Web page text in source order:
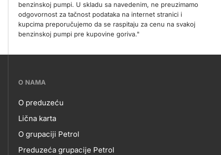
benzinskoj pumpi. U skladu sa navedenim, ne preuzimamo
odgovornost za tačnost podataka na internet stranici i
kupcima preporučujemo da se raspitaju za cenu na svakoj
benzinskoj pumpi pre kupovine goriva."
???
skupno.footer-
title???
O NAMA
O
NAMA
O preduzeću
Lična karta
O grupaciji Petrol
Preduzeća grupacije Petrol